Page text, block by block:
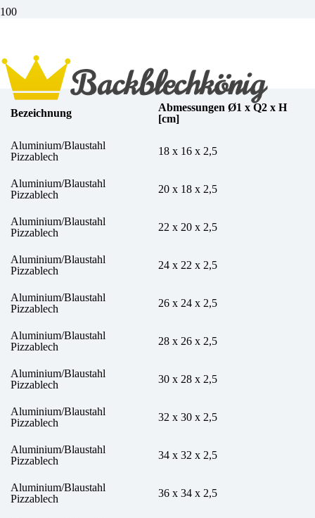
Pizzablech aus Blaustahl
Bezeichnung
Abmessungen Ø1 x Q2 x H
[cm]
Aluminium/Blaustahl
Pizzablech
18 x 16 x 2,5
Aluminium/Blaustahl
Pizzablech
20 x 18 x 2,5
Aluminium/Blaustahl
Pizzablech
22 x 20 x 2,5
Aluminium/Blaustahl
Pizzablech
24 x 22 x 2,5
Aluminium/Blaustahl
Pizzablech
26 x 24 x 2,5
Aluminium/Blaustahl
Pizzablech
28 x 26 x 2,5
Aluminium/Blaustahl
Pizzablech
30 x 28 x 2,5
Aluminium/Blaustahl
Pizzablech
32 x 30 x 2,5
Aluminium/Blaustahl
Pizzablech
34 x 32 x 2,5
Aluminium/Blaustahl
Pizzablech
36 x 34 x 2,5